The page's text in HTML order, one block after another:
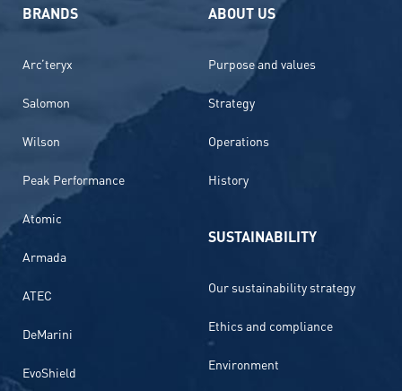
BRANDS
Arc’teryx
Salomon
Wilson
Peak Performance
Atomic
Armada
ATEC
DeMarini
EvoShield
ABOUT US
Purpose and values
Strategy
Operations
History
SUSTAINABILITY
Our sustainability strategy
Ethics and compliance
Environment